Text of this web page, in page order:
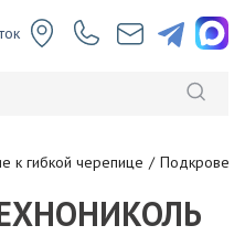
к гибкой черепице